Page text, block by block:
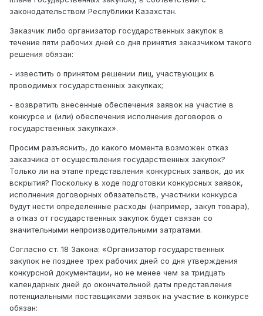
законодательством Республики Казахстан.
Заказчик либо организатор государственных закупок в
течение пяти рабочих дней со дня принятия заказчиком такого
решения обязан:
- известить о принятом решении лиц, участвующих в
проводимых государственных закупках;
- возвратить внесенные обеспечения заявок на участие в
конкурсе и (или) обеспечения исполнения договоров о
государственных закупках».
Просим разъяснить, до какого момента возможен отказ
заказчика от осуществления государственных закупок?
Только ли на этапе представления конкурсных заявок, до их
вскрытия? Поскольку в ходе подготовки конкурсных заявок,
исполнения договорных обязательств, участники конкурса
будут нести определенные расходы (например, закуп товара),
а отказ от государственных закупок будет связан со
значительными непроизводительными затратами.
Согласно ст. 18 Закона: «Организатор государственных
закупок не позднее трех рабочих дней со дня утверждения
конкурсной документации, но не менее чем за тридцать
календарных дней до окончательной даты представления
потенциальными поставщиками заявок на участие в конкурсе
обязан: